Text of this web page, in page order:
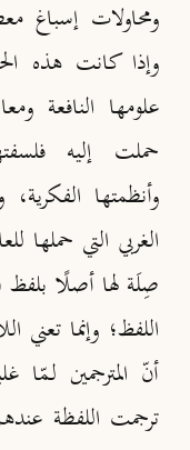
ومحاولات إسباغ
وإذا كانت هذه
علومها النافعة
حملت إليه
وأنظمتها
الغربي التي حملها
صِلَة لها أصلًا
اللفظ؛ وإنما تعني
أنّ المترجمين لـمّا
ترجمت اللفظة